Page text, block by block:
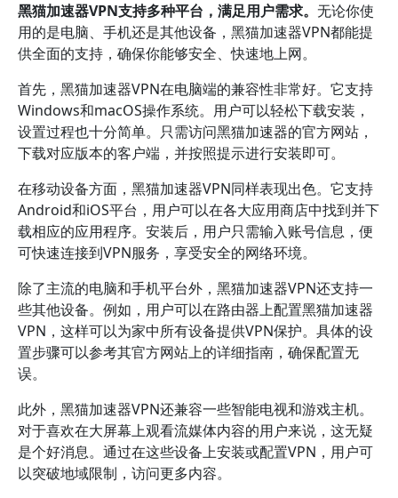
黑猫加速器VPN支持多种平台，满足用户需求。 无论你使
用的是电脑、手机还是其他设备，黑猫加速器VPN都能提
供全面的支持，确保你能够安全、快速地上网。
首先，黑猫加速器VPN在电脑端的兼容性非常好。它支持
Windows和macOS操作系统。用户可以轻松下载安装，
设置过程也十分简单。只需访问黑猫加速器的官方网站，
下载对应版本的客户端，并按照提示进行安装即可。
在移动设备方面，黑猫加速器VPN同样表现出色。它支持
Android和iOS平台，用户可以在各大应用商店中找到并下
载相应的应用程序。安装后，用户只需输入账号信息，便
可快速连接到VPN服务，享受安全的网络环境。
除了主流的电脑和手机平台外，黑猫加速器VPN还支持一
些其他设备。例如，用户可以在路由器上配置黑猫加速器
VPN，这样可以为家中所有设备提供VPN保护。具体的设
置步骤可以参考其官方网站上的详细指南，确保配置无
误。
此外，黑猫加速器VPN还兼容一些智能电视和游戏主机。
对于喜欢在大屏幕上观看流媒体内容的用户来说，这无疑
是个好消息。通过在这些设备上安装或配置VPN，用户可
以突破地域限制，访问更多内容。